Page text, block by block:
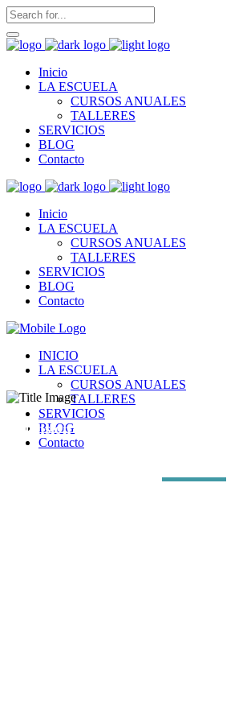
Inicio
LA ESCUELA
CURSOS ANUALES
TALLERES
SERVICIOS
BLOG
Contacto
Inicio
LA ESCUELA
CURSOS ANUALES
TALLERES
SERVICIOS
BLOG
Contacto
INICIO
LA ESCUELA
CURSOS ANUALES
TALLERES
SERVICIOS
BLOG
Contacto
Extension to the Academy of Fine Arts